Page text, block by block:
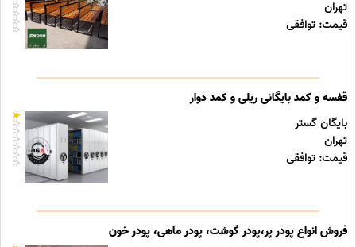
تهران
قیمت: توافقی
قفسه و کمد بایگانی ریلی و کمد دوار
بایگان گستر
تهران
قیمت: توافقی
فروش انواع پودر پر،پودر گوشت، پودر ماهی، پودر خون